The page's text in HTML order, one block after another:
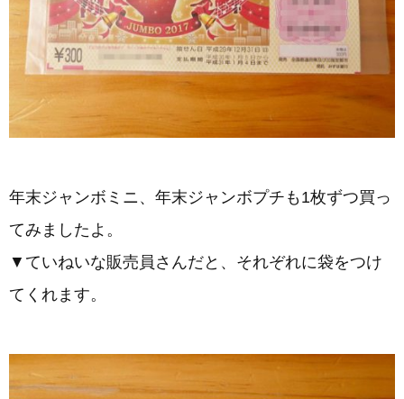
年末ジャンボミニ、年末ジャンボプチも1枚ずつ買っ
てみましたよ。
▼ていねいな販売員さんだと、それぞれに袋をつけ
てくれます。